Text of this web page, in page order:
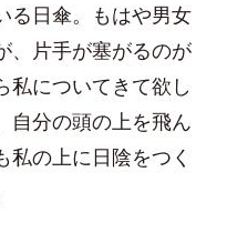
る日傘。もはや男女
、片手が塞がるのが
私についてきて欲し
自分の頭の上を飛ん
私の上に日陰をつく